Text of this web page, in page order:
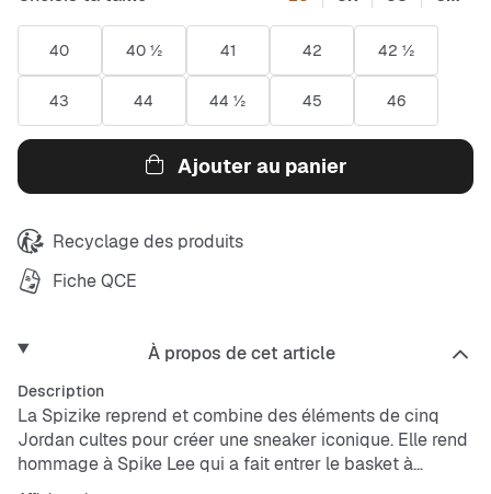
40 40 ½ 41 42 42 ½
43 44 44 ½ 45 46
Ajouter au panier
Recyclage des produits
Fiche QCE
À propos de cet article
Description
La Spizike reprend et combine des éléments de cinq
Jordan cultes pour créer une sneaker iconique. Elle rend
hommage à Spike Lee qui a fait entrer le basket à
Hollywood par la grande porte. Le résultat ? Une sneaker